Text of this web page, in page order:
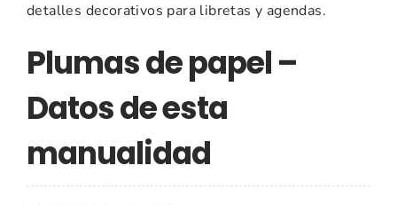
detalles decorativos para libretas y agendas.
Plumas de papel –
Datos de esta
manualidad